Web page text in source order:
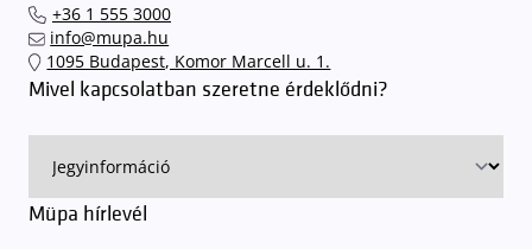
találhassák meg a legideálisabb parkolóhelyet és
érkezhessenek meg előadásainkra
sorompókat rendszámfelismerő automatika nyitja.
ingyenes azon vendégeink számára, akik egy aznapi fizetős
rendjének részletes leírásaelérhető itt.
+36 1 555 3000
info@mupa.hu
1095 Budapest, Komor Marcell u. 1.
Mivel kapcsolatban szeretne érdeklődni?
Müpa hírlevél